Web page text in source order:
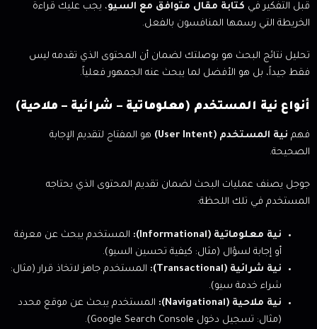
قبل التفكير في كتابة مقال متوافق مع السيو، يجب عليك قراءة
الخريطة التي رسمها المنافسون بالفعل.
تحليل نتائج البحث هو بوصلتك لضمان أن المحتوى الذي تقدمه ليس
فقط جيداً، بل هو الأفضل لما يبحث عنه الجمهور فعلياً.
أنواع نية المستخدم (معلوماتية – شرائية – ملاحية)
فهم نية المستخدم (User Intent)
هو المفتاح لتقديم الإجابة
الصحيحة.
جوجل يصنف عمليات البحث لضمان تقديم المحتوى الذي يحتاجه
المستخدم في تلك اللحظة:
نية معلوماتية (Informational):
المستخدم يبحث عن معرفة
أو إجابة لسؤال (مثال: كيفية تحسين السيو).
نية شرائية (Transactional):
المستخدم جاهز لاتخاذ قرار (مثال:
شراء خدمة سيو).
نية ملاحية (Navigational):
المستخدم يبحث عن موقع محدد
(مثال: تسجيل دخول Google Search Console).